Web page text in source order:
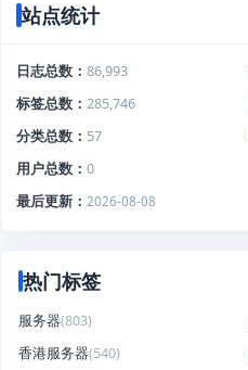
站点统计
日志总数 86,993
标签总数
285,746
分类总数
57
用户总数
0
最后更新
2026-08-08
热门标签
服务器(803)
香港服务器(540)